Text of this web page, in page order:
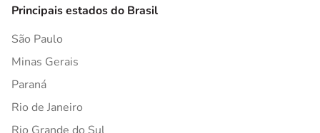
Principais estados do Brasil
São Paulo
Minas Gerais
Paraná
Rio de Janeiro